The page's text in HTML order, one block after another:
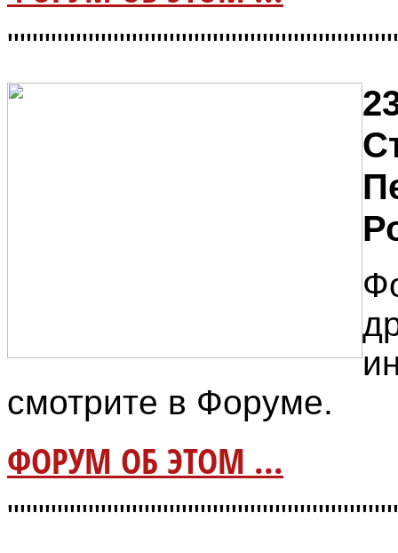
смотрите в Форуме.
ФОРУМ ОБ ЭТОМ ...